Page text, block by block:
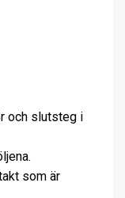
och slutsteg i
som är